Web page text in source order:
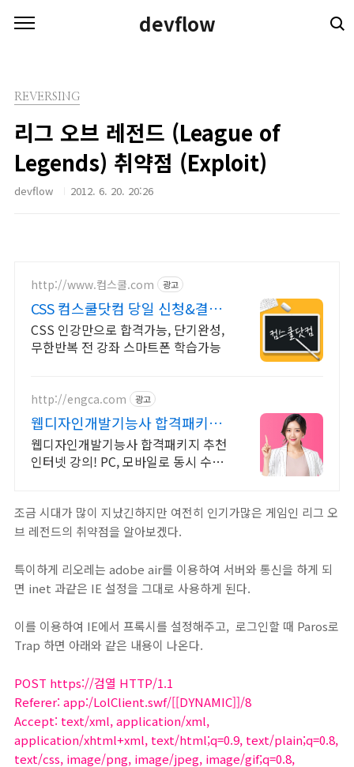
devflow
REVERSING
리그 오브 레전드 (League of
Legends) 취약점 (Exploit)
devflow 2012. 6. 20. 20:26
http://www.컴스쿨.com 광고
CSS 컴스쿨닷컴 당일 신청&결제
시 기프티콘!
CSS 인강만으로 합격가능, 단기완성,
무한반복 전 강좌 스마트폰 학습가능
http://engca.com 광고
웹디자인개발기능사 합격패키지
PC/스마트폰 동영상강의
웹디자인개발기능사 합격패키지 추천
인터넷 강의! PC, 모바일로 동시 수강
조금 시대가 많이 지났긴하지만 여전히 인기가많은 게임인 리그 오
브 레전드의 취약점을 알아보겠다.
특이하게 리오레는 adobe air를 이용하여 서버와 통신을 하게 되
면 inet 과같은 IE 설정을 그대로 사용하게 된다.
이를 이용하여 IE에서 프록시를 설정해주고, 로그인할 때 Paros로
Trap 하면 아래와 같은 내용이 나온다.
POST https://검열 HTTP/1.1
Referer: app:/LolClient.swf/[[DYNAMIC]]/8
Accept: text/xml, application/xml,
application/xhtml+xml, text/html;q=0.9, text/plain;q=0.8,
text/css, image/png, image/jpeg, image/gif;q=0.8,